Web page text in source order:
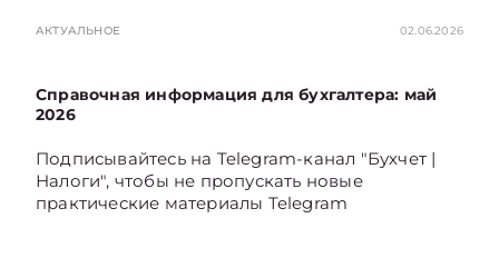
АКТУАЛЬНОЕ 02.06.2026
Справочная информация для бухгалтера: май
2026
Подписывайтесь на Telegram‑канал "Бухчет |
Налоги", чтобы не пропускать новые
практические материалы Telegram